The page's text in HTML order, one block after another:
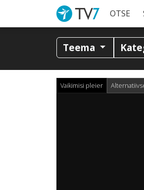
OTSE
Teema
Vaikimisi pleier